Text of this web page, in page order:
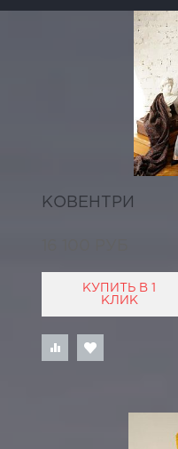
КОВЕНТРИ
КУПИТЬ В 1
КЛИК